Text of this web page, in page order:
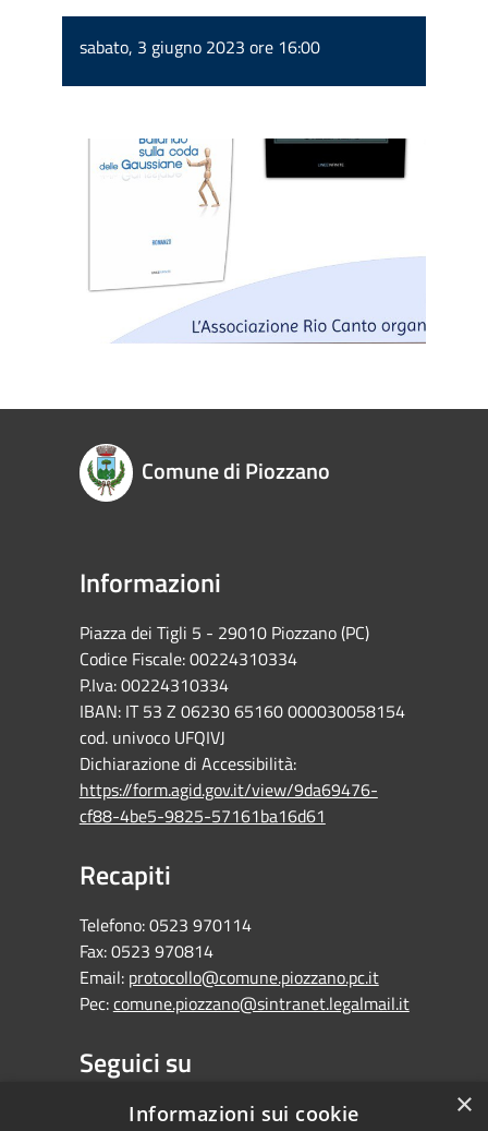
sabato, 3 giugno 2023 ore 16:00
Comune di Piozzano
Informazioni
Piazza dei Tigli 5 - 29010 Piozzano (PC)
Codice Fiscale: 00224310334
P.Iva: 00224310334
IBAN: IT 53 Z 06230 65160 000030058154
cod. univoco UFQIVJ
Dichiarazione di Accessibilità:
https://form.agid.gov.it/view/9da69476-
cf88-4be5-9825-57161ba16d61
Recapiti
Telefono:0523 970114
Fax:0523 970814
Email: protocollo@comune.piozzano.pc.it
Pec:comune.piozzano@sintranet.legalmail.it
Seguici su
Facebook ×
Informazioni sui cookie